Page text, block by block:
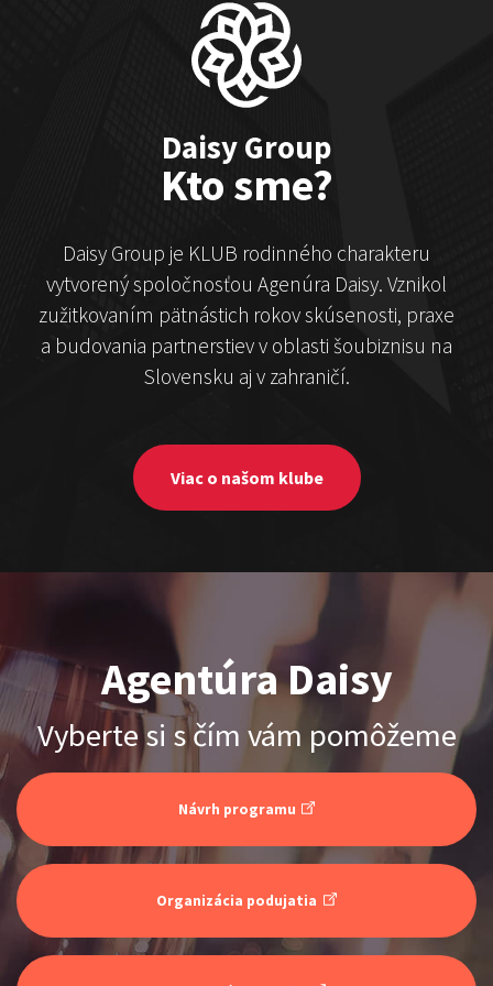
Čekovský vs. Hudák
Show program
Stand-up & Juraj „ŠOKO”
Tabaček
ŠOKO & LUKY
Show program
Juraj Šoko Tabaček
Lukáš Adamec
Daisy Group
Kto sme?
Daisy Group je KLUB rodinného charakteru
vytvorený spoločnosťou Agenúra Daisy. Vznikol
zužitkovaním pätnástich rokov skúsenosti, praxe
a budovania partnerstiev v oblasti šoubiznisu na
Slovensku aj v zahraničí.
Viac o našom klube
Agentúra Daisy
Vyberte si s čím vám pomôžeme
Návrh programu
Organizácia podujatia